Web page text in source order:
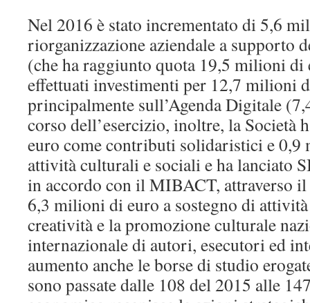
Nel 2016 è stato incrementato di 5,6
riorganizzazione aziendale a supporto
(che ha raggiunto quota 19,5 milioni di
effettuati investimenti per 12,7 milioni
principalmente sull’Agenda Digitale
corso dell’esercizio, inoltre, la Società
euro come contributi solidaristici e
attività culturali e sociali e ha lanciato
in accordo con il MIBACT, attraverso
6,3 milioni di euro a sostegno di
creatività e la promozione culturale
internazionale di autori, esecutori ed
aumento anche le borse di studio
sono passate dalle 108 del 2015 alle